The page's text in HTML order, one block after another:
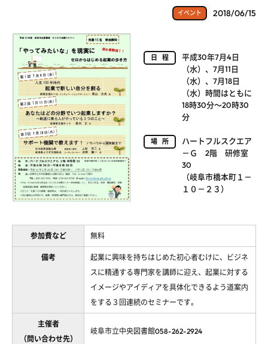
イベント 2018/06/15
日程
平成30年7月4日
（水）、7月11日
（水）、7月18日
（水）時間はともに
18時30分～20時30
分
場所
ハートフルスクエア
－Ｇ 2階 研修室
30
（岐阜市橋本町１－
１０－２３）
参加費など 無料
備考
起業に興味を持ちはじめた初心者むけに、ビジネ
スに精通する専門家を講師に迎え、起業に対する
イメージやアイディアを具体化できるよう道案内
をする３回連続のセミナーです。
主催者
（問い合わせ先）
岐阜市立中央図書館058-262-2924